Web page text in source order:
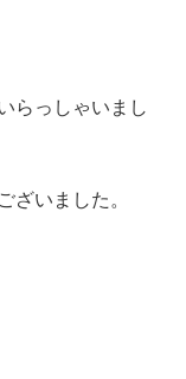
らっしゃいまし
ざいました。